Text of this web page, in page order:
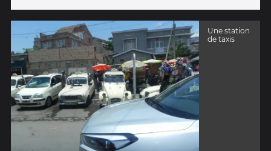
Une station
de taxis